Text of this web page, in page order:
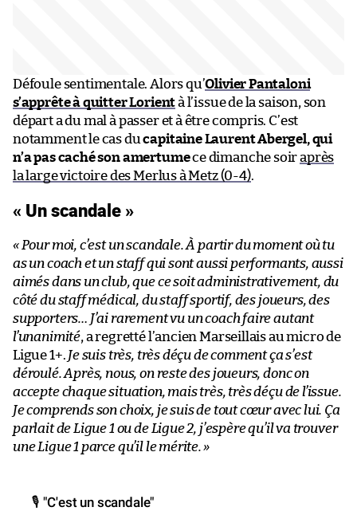
Défoule sentimentale. Alors qu’Olivier Pantaloni
s’apprête à quitter Lorientà l’issue de la saison, son
départ a du mal à passer et à être compris. C’est
notamment le cas du capitaine Laurent Abergel, qui
n’a pas caché son amertumece dimanche soiraprès
la large victoire des Merlus à Metz (0-4).
« Un scandale »
« Pour moi, c’est un scandale. À partir du moment où tu
as un coach et un staff qui sont aussi performants, aussi
aimés dans un club, que ce soit administrativement, du
côté du staff médical, du staff sportif, des joueurs, des
supporters… J’ai rarement vu un coach faire autant
l’unanimité, a regretté l’ancien Marseillais au micro de
Ligue 1+. Je suis très, très déçu de comment ça s’est
déroulé. Après, nous, on reste des joueurs, donc on
accepte chaque situation, mais très, très déçu de l’issue.
Je comprends son choix, je suis de tout cœur avec lui. Ça
parlait de Ligue 1 ou de Ligue 2, j’espère qu’il va trouver
une Ligue 1 parce qu’il le mérite.»
🎙️ "C'est un scandale"